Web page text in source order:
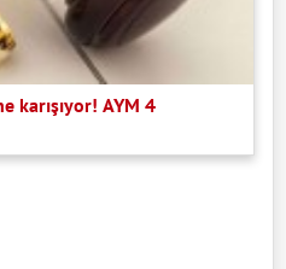
karışıyor! AYM 4